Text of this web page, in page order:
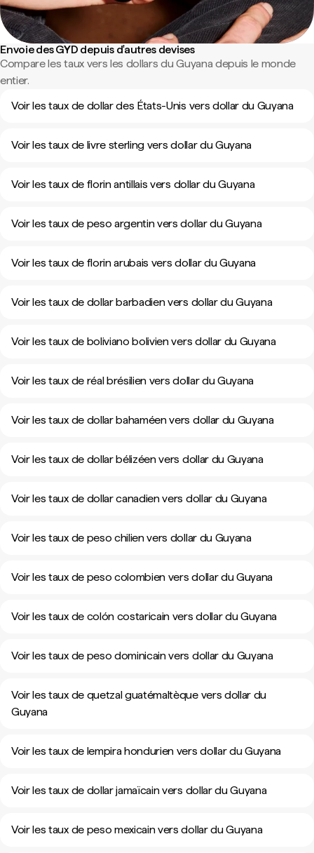
Envoie des GYD depuis d'autres devises
Compare les taux vers les dollars du Guyana depuis le monde
entier.
Voir les taux de dollar des États-Unis vers dollar du Guyana
Voir les taux de livre sterling vers dollar du Guyana
Voir les taux de florin antillais vers dollar du Guyana
Voir les taux de peso argentin vers dollar du Guyana
Voir les taux de florin arubais vers dollar du Guyana
Voir les taux de dollar barbadien vers dollar du Guyana
Voir les taux de boliviano bolivien vers dollar du Guyana
Voir les taux de réal brésilien vers dollar du Guyana
Voir les taux de dollar bahaméen vers dollar du Guyana
Voir les taux de dollar bélizéen vers dollar du Guyana
Voir les taux de dollar canadien vers dollar du Guyana
Voir les taux de peso chilien vers dollar du Guyana
Voir les taux de peso colombien vers dollar du Guyana
Voir les taux de colón costaricain vers dollar du Guyana
Voir les taux de peso dominicain vers dollar du Guyana
Voir les taux de quetzal guatémaltèque vers dollar du
Guyana
Voir les taux de lempira hondurien vers dollar du Guyana
Voir les taux de dollar jamaïcain vers dollar du Guyana
Voir les taux de peso mexicain vers dollar du Guyana